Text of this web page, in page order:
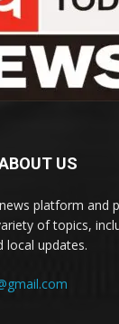
US
platform and
of topics,
local updates.